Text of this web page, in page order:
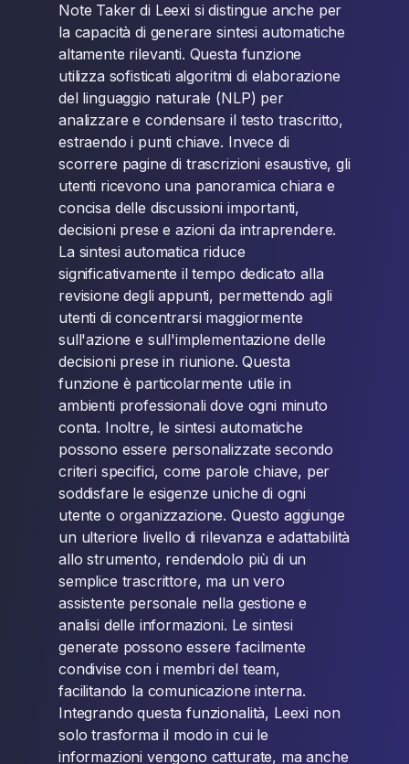
Note Taker di Leexi si distingue anche per
la capacità di generare sintesi automatiche
altamente rilevanti. Questa funzione
utilizza sofisticati algoritmi di elaborazione
del linguaggio naturale (NLP) per
analizzare e condensare il testo trascritto,
estraendo i punti chiave. Invece di
scorrere pagine di trascrizioni esaustive, gli
utenti ricevono una panoramica chiara e
concisa delle discussioni importanti,
decisioni prese e azioni da intraprendere.
La sintesi automatica riduce
significativamente il tempo dedicato alla
revisione degli appunti, permettendo agli
utenti di concentrarsi maggiormente
sull'azione e sull'implementazione delle
decisioni prese in riunione. Questa
funzione è particolarmente utile in
ambienti professionali dove ogni minuto
conta. Inoltre, le sintesi automatiche
possono essere personalizzate secondo
criteri specifici, come parole chiave, per
soddisfare le esigenze uniche di ogni
utente o organizzazione. Questo aggiunge
un ulteriore livello di rilevanza e adattabilità
allo strumento, rendendolo più di un
semplice trascrittore, ma un vero
assistente personale nella gestione e
analisi delle informazioni. Le sintesi
generate possono essere facilmente
condivise con i membri del team,
facilitando la comunicazione interna.
Integrando questa funzionalità, Leexi non
solo trasforma il modo in cui le
informazioni vengono catturate, ma anche